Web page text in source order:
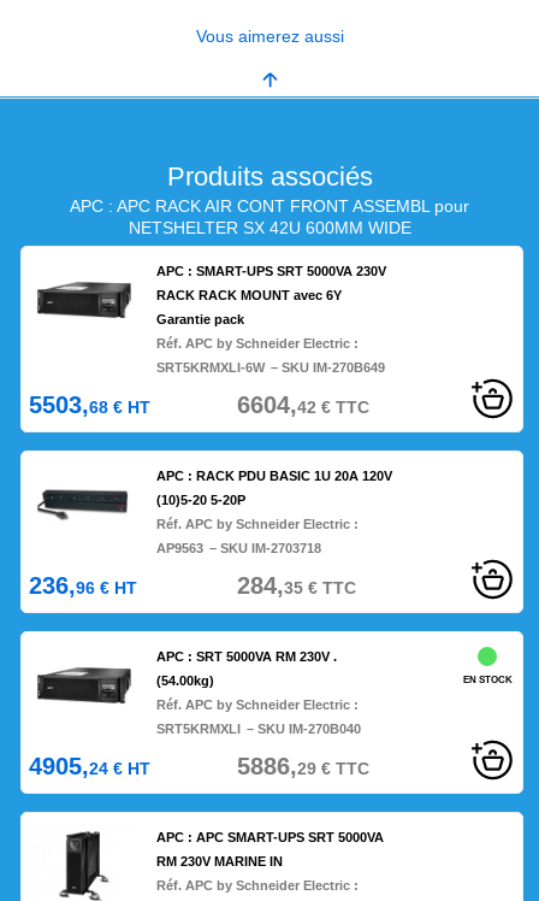
Vous aimerez aussi
Produits associés
APC : APC RACK AIR CONT FRONT ASSEMBL pour
NETSHELTER SX 42U 600MM WIDE
APC : SMART-UPS SRT 5000VA 230V
RACK RACK MOUNT avec 6Y
Garantie pack
Réf. APC by Schneider Electric :
SRT5KRMXLI-6W – SKU IM-270B649
5503,68 € HT 6604,42 €TTC
APC : RACK PDU BASIC 1U 20A 120V
(10)5-20 5-20P
Réf. APC by Schneider Electric :
AP9563 – SKU IM-2703718
236,96 € HT 284,35€TTC
APC : SRT 5000VA RM 230V .
(54.00kg)
Réf. APC by Schneider Electric :
SRT5KRMXLI – SKU IM-270B040
EN STOCK
4905,24 € HT 5886,29€TTC
APC : APC SMART-UPS SRT 5000VA
RM 230V MARINE IN
Réf. APC by Schneider Electric :